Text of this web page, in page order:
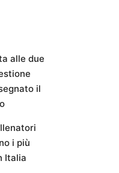
alle due
il
i più
Italia